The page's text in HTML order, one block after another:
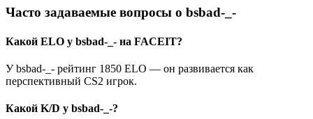
Часто задаваемые вопросы о bsbad-_-
Какой ELO у bsbad-_- на FACEIT?
У bsbad-_- рейтинг 1850 ELO — он развивается как
перспективный CS2 игрок.
Какой K/D у bsbad-_-?